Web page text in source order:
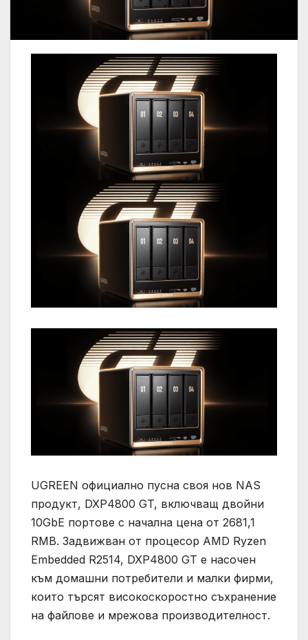
UGREEN официално пусна своя нов NAS
продукт, DXP4800 GT, включващ двойни
10GbE портове с начална цена от 2681,1
RMB. Задвижван от процесор AMD Ryzen
Embedded R2514, DXP4800 GT е насочен
към домашни потребители и малки фирми,
които търсят високоскоростно съхранение
на файлове и мрежова производителност.